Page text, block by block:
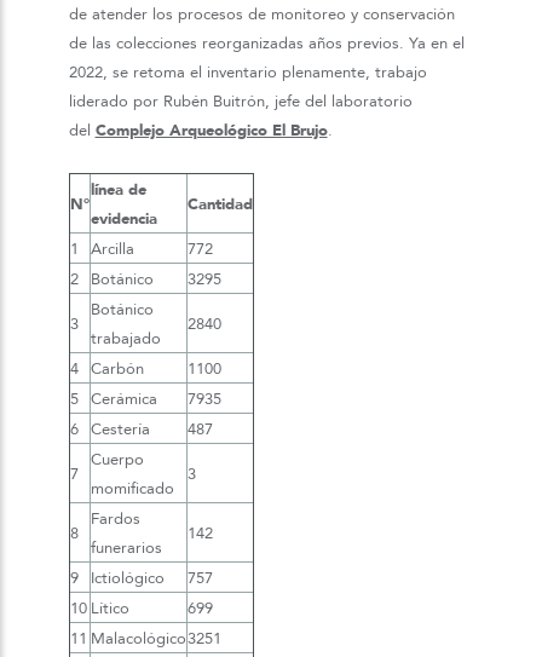
de atender los procesos de monitoreo y conservación
de las colecciones reorganizadas años previos. Ya en el
2022, se retoma el inventario plenamente, trabajo
liderado por Rubén Buitrón, jefe del laboratorio
del Complejo Arqueológico El Brujo.
N°
línea de
evidencia
Cantidad
1 Arcilla
772
2
Botánico 3295
3
Botánico
trabajado
2840
4 Carbón
1100
5 Cerámica
7935
6 Cestería 487
7
Cuerpo
momificado
3
8
Fardos
funerarios
142
9 Ictiológico
757
10 Lítico
699
11 Malacológico3251